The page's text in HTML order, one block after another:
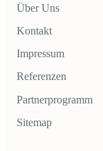
Über Uns
Kontakt
Impressum
Referenzen
Partnerprogramm
Sitemap